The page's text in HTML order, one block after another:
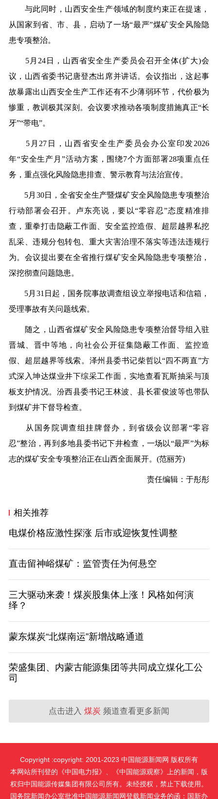
与此同时，山西安全生产领域的制度约束正在提速，
从国家到省、市、县，启动了一场“最严”煤矿安全风险隐
患专项整治。
5月24日，山西省安全生产委员会召开全体(扩大)会
议，山西省委书记唐登杰出席并讲话。会议指出，这起事
故暴露出山西安全生产工作还有不少薄弱环节，代价极为
惨重，教训极其深刻。会议要求推动各项制度措施真正“长
牙”“带电”。
5月27日，山西省安全生产委员会办公室印发2026
年“安全生产月”活动方案，围绕7个方面部署28项重点任
务，重点强化风险隐患排查、警示教育与法治宣传。
5月30日，全省安全生产暨煤矿安全风险隐患专项整治
行动部署会召开。卢东亮说，要以“零容忍”态度精准排
查，重拳打击隐蔽工作面、安全监控造假、超层越界私挖
乱采、违规分包转包、重大灾害治理不落实等违法违规行
为。会议提出要在全省推行煤矿安全风险隐患专项整治，
深挖彻查问题隐患。
5月31日起，国务院事故调查组设立举报电话和信箱，
受理事故有关问题线索。
随之，山西省煤矿安全风险隐患专项整治督导组入驻
晋城、晋中等地，向社会公开征集隐蔽工作面、监控造
假、超层越界等线索。泽州县委书记柴哲以“四不两直”方
式深入坤达煤业井下综采工作面，实地查看瓦斯抽采与顶
板支护情况。汾西县委书记王林波、县长霍俊波等也带队
到煤矿井下督导检查。
从国务院调查组挂牌督办，到省级会议部署“零容
忍”整治，再到多地县委书记下井检查，一场以“最严”为标
志的煤矿安全专项整治正在山西全面展开。 (范丽芳)
责任编辑：于彤彤
相关推荐
电煤价格应激性探涨 后市或迎恢复性调整
直击留神峪煤矿：监管责任为何悬空
三大驱动来袭！煤炭股集体上涨！风格如何演
绎？
蒙东煤炭“北煤南运”新增战略通道
荣盛集团、内蒙古能源集团等共同成立煤化工公
司
点击进入 煤炭 频道查看更多新闻
Copyright :copyright: 2001-2023 中国能源新闻网 版权所有
本网站所刊登的《中国电力报》、《中国能源观察》上的新闻，版
权归中国能源传媒集团有限公司所有。未经授权，禁止下载使用。
国务院新闻办公室批准中国能源新闻网登载新闻业务的函：国新办